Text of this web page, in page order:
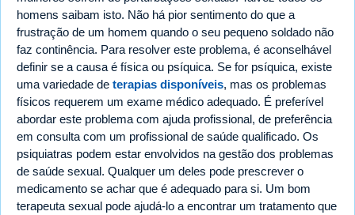
homens saibam isto. Não há pior sentimento do que a
frustração de um homem quando o seu pequeno soldado não
faz continência. Para resolver este problema, é aconselhável
definir se a causa é física ou psíquica. Se for psíquica, existe
uma variedade de terapias disponíveis, mas os problemas
físicos requerem um exame médico adequado. É preferível
abordar este problema com ajuda profissional, de preferência
em consulta com um profissional de saúde qualificado. Os
psiquiatras podem estar envolvidos na gestão dos problemas
de saúde sexual. Qualquer um deles pode prescrever o
medicamento se achar que é adequado para si. Um bom
terapeuta sexual pode ajudá-lo a encontrar um tratamento que